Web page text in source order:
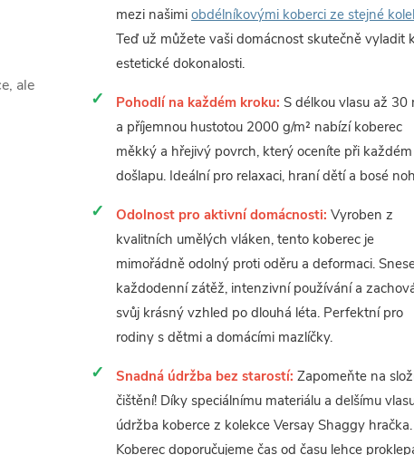
ale
mezi našimi obdélníkovými koberci ze stejné
Teď už můžete vaši domácnost skutečně vyladit
estetické dokonalosti.
Pohodlí na každém kroku: S délkou vlasu až 30
a příjemnou hustotou 2000 g/m² nabízí koberec
měkký a hřejivý povrch, který oceníte při každém
došlapu. Ideální pro relaxaci, hraní dětí a bosé
Odolnost pro aktivní domácnosti: Vyroben z
kvalitních umělých vláken, tento koberec je
mimořádně odolný proti oděru a deformaci.
každodenní zátěž, intenzivní používání a
svůj krásný vzhled po dlouhá léta. Perfektní pro
rodiny s dětmi a domácími mazlíčky.
Snadná údržba bez starostí: Zapomeňte na
čištění! Díky speciálnímu materiálu a delšímu
údržba koberce z kolekce Versay Shaggy hračka.
Koberec doporučujeme čas od času lehce